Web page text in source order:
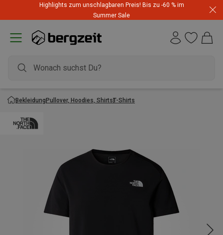
Highlights zum unschlagbaren Preis! Bis zu -60 % im
Summer Sale
BekleidungPullover, Hoodies, ShirtsT-Shirts